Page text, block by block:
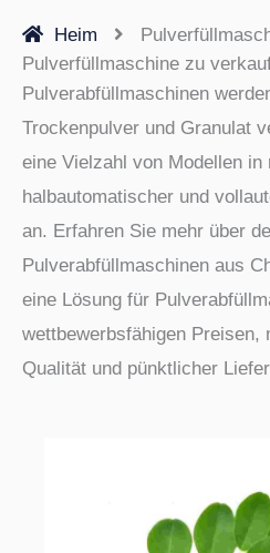
Heim
Pulverfüllmaschine zu
Pulverabfüllmaschinen
Trockenpulver und Granulat
eine Vielzahl von Modellen in
halbautomatischer und
an. Erfahren Sie mehr über
Pulverabfüllmaschinen aus
eine Lösung für
wettbewerbsfähigen Preisen,
Qualität und pünktlicher